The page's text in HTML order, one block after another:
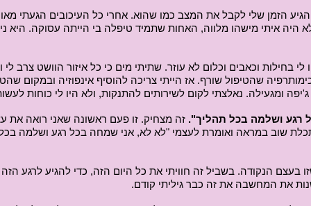
הזמן שלי לקבל את המצב כמו שהוא. אחרי כל העיכובים הגעתי
היה איתי מישהו מלווה, האחות שתמיד טיפלה בי הייתה עסוקה. היא
בחילות וכאבים וכלום לא עוזר. שתיתי מים כי כל איזור הוושט צרב
ומגעילה. נאלצתי לקום לשירותים להתנקות, ולא היו לי כוחות
רגע ושלמה בכל תהליך". זה מצחיק. זו פעם ראשונה שאני רואה את
שוב במראה ואומרת לעצמי "לא לא, אני שמחה בכל רגע ושלמה
הנקודה. בשביל זה חוויתי את כל היום הזה, כדי להגיע לרגע הזה
את המחשבה את זה כבר גיליתי קודם.